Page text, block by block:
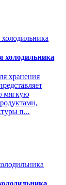
холодильника
хранения
мягкую
п...